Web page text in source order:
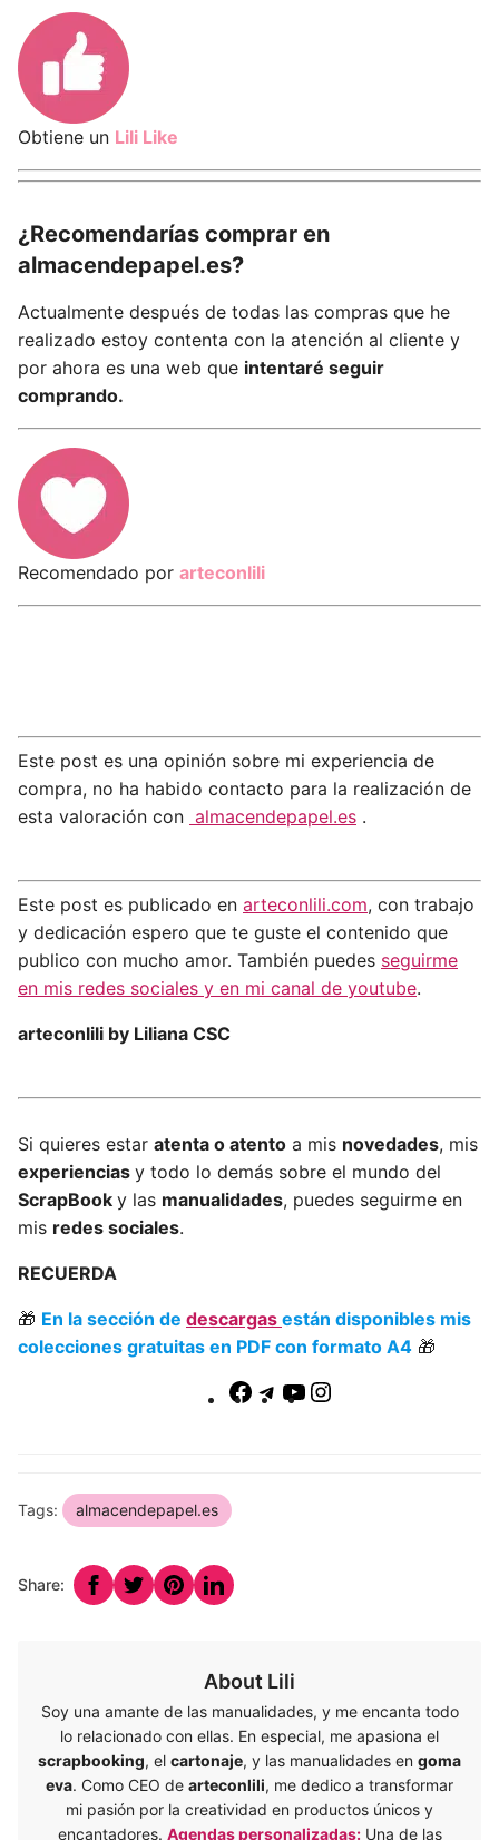
Obtiene un Lili Like
¿Recomendarías comprar en
almacendepapel.es?
Actualmente después de todas las compras que he
realizado estoy contenta con la atención al cliente y
por ahora es una web que intentaré seguir
comprando.
Recomendado por arteconlili
Este post es una opinión sobre mi experiencia de
compra, no ha habido contacto para la realización de
esta valoración con almacendepapel.es .
Este post es publicado en arteconlili.com, con trabajo
y dedicación espero que te guste el contenido que
publico con mucho amor. También puedes seguirme
en mis redes sociales y en mi canal de youtube.
arteconlili by Liliana CSC
Si quieres estar atenta o atento a mis novedades, mis
experiencias y todo lo demás sobre el mundo del
ScrapBook y las manualidades, puedes seguirme en
mis redes sociales.
RECUERDA
🎁 En la sección de descargas están disponibles mis
colecciones gratuitas en PDF con formato A4 🎁
EnlaceEnlaceEnlace
Tags: almacendepapel.es
Share:
About Lili
Soy una amante de las manualidades, y me encanta todo
lo relacionado con ellas. En especial, me apasiona el
scrapbooking, el cartonaje, y las manualidades en goma
eva. Como CEO de arteconlili, me dedico a transformar
mi pasión por la creatividad en productos únicos y
encantadores. Agendas personalizadas:Una de las